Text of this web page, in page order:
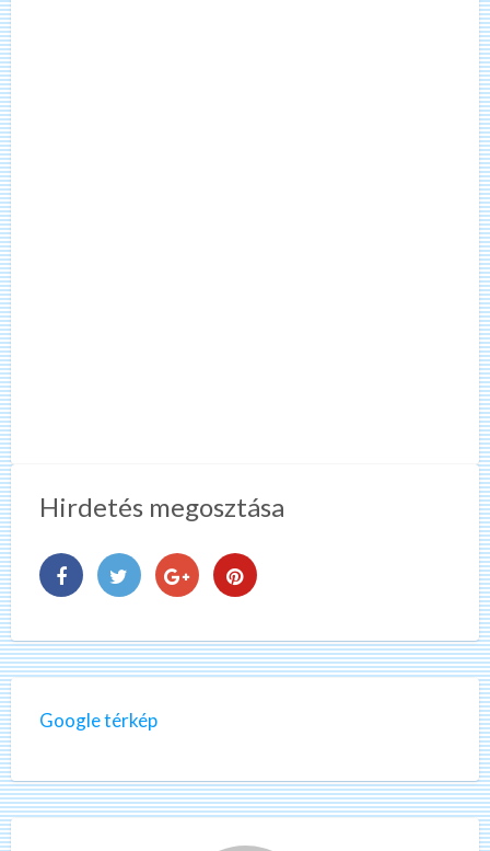
Hirdetés megosztása
Google térkép